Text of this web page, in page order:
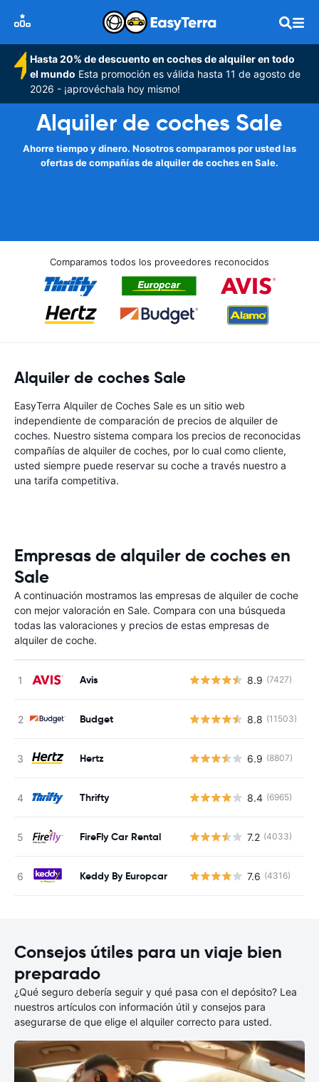
Hasta 20% de descuento en coches de alquiler en todo
el mundo Esta promoción es válida hasta 11 de agosto de
2026 - ¡aprovéchala hoy mismo!
Alquiler de coches Sale
Ahorre tiempo y dinero. Nosotros comparamos por usted las
ofertas de compañías de alquiler de coches en Sale.
Comparamos todos los proveedores reconocidos
Alquiler de coches Sale
EasyTerra Alquiler de Coches Sale es un sitio web
independiente de comparación de precios de alquiler de
coches. Nuestro sistema compara los precios de reconocidas
compañías de alquiler de coches, por lo cual como cliente,
usted siempre puede reservar su coche a través nuestro a
una tarifa competitiva.
Empresas de alquiler de coches en
Sale
A continuación mostramos las empresas de alquiler de coche
con mejor valoración en Sale. Compara con una búsqueda
todas las valoraciones y precios de estas empresas de
alquiler de coche.
Avis 8.9 (7427)
Budget 8.8 (11503)
Hertz 6.9 (8807)
Thrifty 8.4 (6965)
FireFly Car Rental 7.2 (4033)
Keddy By Europcar 7.6 (4316)
Consejos útiles para un viaje bien
preparado
¿Qué seguro debería seguir y qué pasa con el depósito? Lea
nuestros artículos con información útil y consejos para
asegurarse de que elige el alquiler correcto para usted.